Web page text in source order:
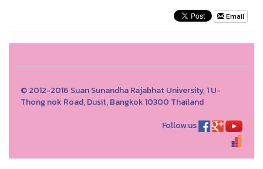
Email
© 2012-2016 Suan Sunandha Rajabhat University, 1 U-
Thong nok Road, Dusit, Bangkok 10300 Thailand
Follow us